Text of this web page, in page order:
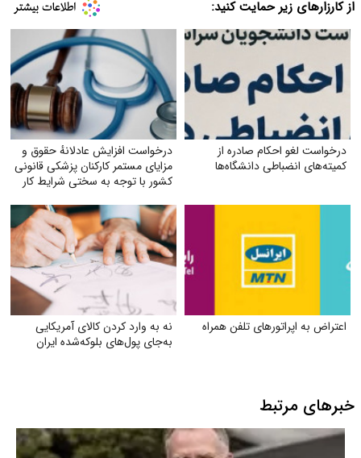
از کارزارهای زیر حمایت کنید:
درخواست لغو احکام صادره از
کمیته‌های انضباطی دانشگاه‌ها
درخواست افزایش عادلانهٔ حقوق و
مزایای مستمر کارکنان پزشکی قانونی
کشور با توجه به سختی شرایط کار
اعتراض به اپراتورهای تلفن همراه
نه به وارد کردن کالای آمریکایی
به‌جای پول‌های بلوکه‌شده ایران
خبرهای مرتبط